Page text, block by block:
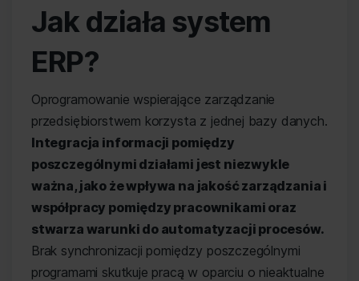
Jak działa system
ERP?
Oprogramowanie wspierające zarządzanie
przedsiębiorstwem korzysta z jednej bazy danych.
Integracja informacji pomiędzy
poszczególnymi działami jest niezwykle
ważna, jako że wpływa na jakość zarządzania i
współpracy pomiędzy pracownikami oraz
stwarza warunki do automatyzacji procesów.
Brak synchronizacji pomiędzy poszczególnymi
programami skutkuje pracą w oparciu o nieaktualne